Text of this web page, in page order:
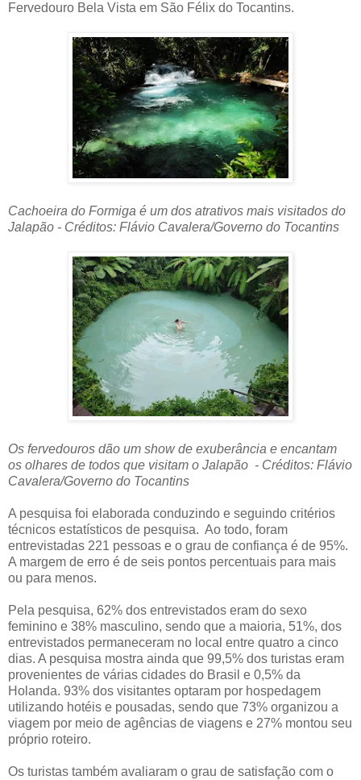
Fervedouro Bela Vista em São Félix do Tocantins.
Cachoeira do Formiga é um dos atrativos mais visitados do
Jalapão - Créditos: Flávio Cavalera/Governo do Tocantins
Os fervedouros dão um show de exuberância e encantam
os olhares de todos que visitam o Jalapão - Créditos: Flávio
Cavalera/Governo do Tocantins
A pesquisa foi elaborada conduzindo e seguindo critérios
técnicos estatísticos de pesquisa. Ao todo, foram
entrevistadas 221 pessoas e o grau de confiança é de 95%.
A margem de erro é de seis pontos percentuais para mais
ou para menos.
Pela pesquisa, 62% dos entrevistados eram do sexo
feminino e 38% masculino, sendo que a maioria, 51%, dos
entrevistados permaneceram no local entre quatro a cinco
dias. A pesquisa mostra ainda que 99,5% dos turistas eram
provenientes de várias cidades do Brasil e 0,5% da
Holanda. 93% dos visitantes optaram por hospedagem
utilizando hotéis e pousadas, sendo que 73% organizou a
viagem por meio de agências de viagens e 27% montou seu
próprio roteiro.
Os turistas também avaliaram o grau de satisfação com o